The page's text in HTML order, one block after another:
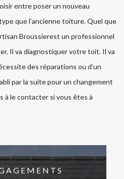
entre poser un nouveau
que l’ancienne toiture. Quel que
Broussierest un professionnel
Il va diagnostiquer votre toit. Il va
des réparations ou d’un
par la suite pour un changement
à le contacter si vous êtes à